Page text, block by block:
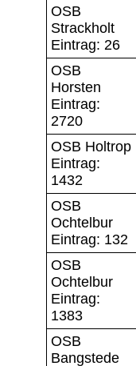
OSB
Strackholt
Eintrag: 26
OSB
Horsten
Eintrag:
2720
OSB Holtrop
Eintrag:
1432
OSB
Ochtelbur
Eintrag: 132
OSB
Ochtelbur
Eintrag:
1383
OSB
Bangstede